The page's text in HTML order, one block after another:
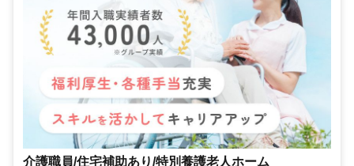
介護職員/住宅補助あり/特別養護老人ホーム